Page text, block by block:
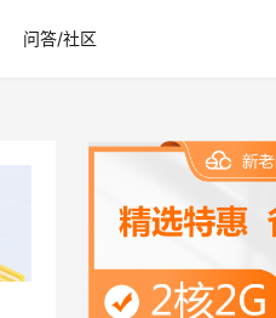
问答/社区